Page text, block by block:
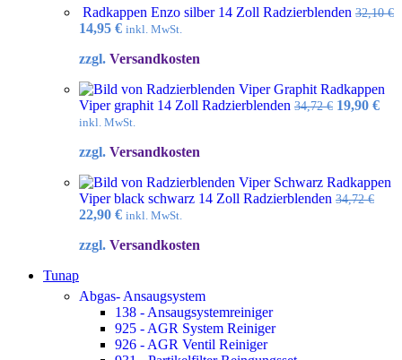
Radkappen Enzo silber 14 Zoll Radzierblenden 32,10€
Ursprünglicher
war:
14,95 €Aktueller
ist:
inkl. MwSt.
zzgl. Versandkosten
Radkappen
Viper graphit 14 Zoll Radzierblenden 34,72€ 19,90 €
inkl. MwSt.
zzgl. Versandkosten
Radkappen
Viper black schwarz 14 Zoll Radzierblenden 34,72€
Ursprünglicher
war:
22,90 €Aktueller
ist:
inkl. MwSt.
zzgl. Versandkosten
Tunap
Abgas- Ansaugsystem
138 - Ansaugsystemreiniger
925 - AGR System Reiniger
926 - AGR Ventil Reiniger